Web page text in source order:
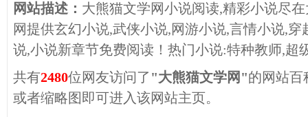
网站描述： 大熊猫文学网小说阅读,精彩小说尽
网提供玄幻小说,武侠小说,网游小说,言情小说,
说,小说新章节免费阅读！热门小说:特种教师,超
共有2480位网友访问了 "大熊猫文学网"的网站百
或者缩略图即可进入该网站主页。